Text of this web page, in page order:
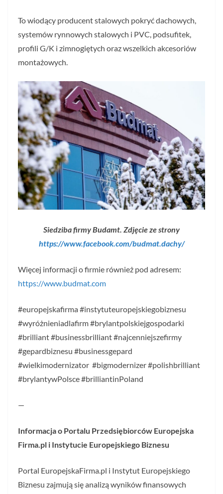
To wiodący producent stalowych pokryć dachowych,
systemów rynnowych stalowych i PVC, podsufitek,
profili G/K i zimnogiętych oraz wszelkich akcesoriów
montażowych.
Siedziba firmy Budamt. Zdjęcie ze strony
https://www.facebook.com/budmat.dachy/
Więcej informacji o firmie również pod adresem:
https://www.budmat.com
#europejskafirma #instytuteuropejskiegobiznesu
#wyróżnieniadlafirm #brylantpolskiejgospodarki
#brilliant #businessbrilliant #najcenniejszefirmy
#gepardbiznesu #businessgepard
#wielkimodernizator #bigmodernizer #polishbrilliant
#brylantywPolsce #brilliantinPoland
—
Informacja o Portalu Przedsiębiorców Europejska
Firma.pl i Instytucie Europejskiego Biznesu
Portal EuropejskaFirma.pl i Instytut Europejskiego
Biznesu zajmują się analizą wyników finansowych